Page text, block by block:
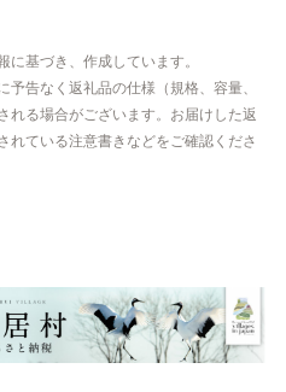
基づき、作成しています。
告なく返礼品の仕様（規格、容量、
れる場合がございます。お届けした返
れている注意書きなどをご確認くださ